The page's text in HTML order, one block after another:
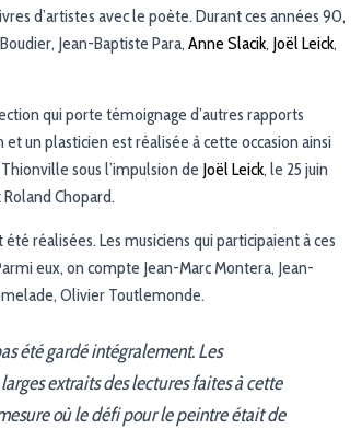
d’artistes avec le poète. Durant ces années 90,
Jean-Baptiste Para,Anne Slacik, Joël Leick,
qui porte témoignage d’autres rapports
un plasticien est réalisée à cette occasion ainsi
sous l’impulsion de Joël Leick, le 25 juin
Chopard.
réalisées. Les musiciens qui participaient à ces
eux, on compte Jean-Marc Montera, Jean-
Olivier Toutlemonde.
été gardé intégralement. Les
extraits des lectures faites à cette
où le défi pour le peintre était de